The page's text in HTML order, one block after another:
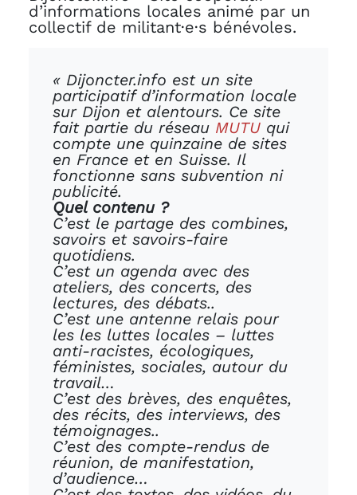
d’informations locales animé par un
collectif de militant·e·s bénévoles.
« Dijoncter.info est un site
participatif d’information locale
sur Dijon et alentours. Ce site
fait partie du réseau MUTU qui
compte une quinzaine de sites
en France et en Suisse. Il
fonctionne sans subvention ni
publicité.
Quel contenu ?
C’est le partage des combines,
savoirs et savoirs-faire
quotidiens.
C’est un agenda avec des
ateliers, des concerts, des
lectures, des débats..
C’est une antenne relais pour
les les luttes locales – luttes
anti-racistes, écologiques,
féministes, sociales, autour du
travail…
C’est des brèves, des enquêtes,
des récits, des interviews, des
témoignages..
C’est des compte-rendus de
réunion, de manifestation,
d’audience…